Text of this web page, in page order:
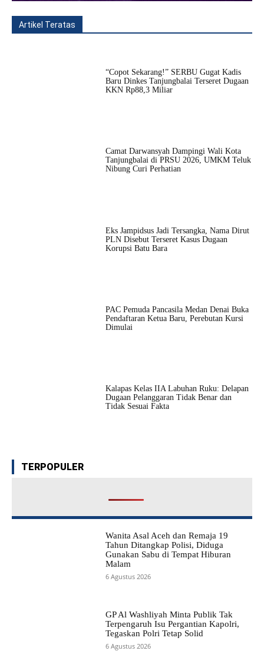
Artikel Teratas
“Copot Sekarang!” SERBU Gugat Kadis
Baru Dinkes Tanjungbalai Terseret Dugaan
KKN Rp88,3 Miliar
Camat Darwansyah Dampingi Wali Kota
Tanjungbalai di PRSU 2026, UMKM Teluk
Nibung Curi Perhatian
Eks Jampidsus Jadi Tersangka, Nama Dirut
PLN Disebut Terseret Kasus Dugaan
Korupsi Batu Bara
PAC Pemuda Pancasila Medan Denai Buka
Pendaftaran Ketua Baru, Perebutan Kursi
Dimulai
Kalapas Kelas IIA Labuhan Ruku: Delapan
Dugaan Pelanggaran Tidak Benar dan
Tidak Sesuai Fakta
TERPOPULER
Wanita Asal Aceh dan Remaja 19
Tahun Ditangkap Polisi, Diduga
Gunakan Sabu di Tempat Hiburan
Malam
6 Agustus 2026
GP Al Washliyah Minta Publik Tak
Terpengaruh Isu Pergantian Kapolri,
Tegaskan Polri Tetap Solid
6 Agustus 2026